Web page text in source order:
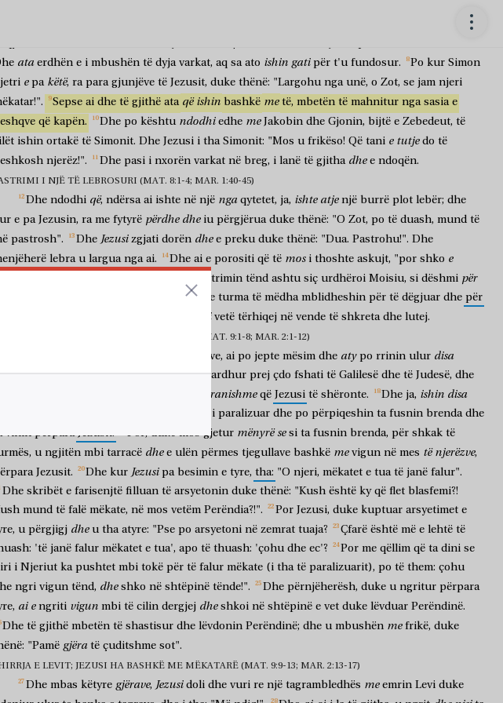
të
ata erdhën e i mbushën të dyja varkat, aq sa ato ishin gati për t'u fundosur. Po kur Simon
e pa këtë, ra para gjunjëve të Jezusit, duke thënë: "Largohu nga unë, o Zot, se jam njeri
Sepse ai dhe të gjithë ata që ishin bashkë me të, mbetën të mahnitur nga sasia e
që kapën. Dhe po kështu ndodhi edhe me Jakobin dhe Gjonin, bijtë e Zebedeut, të
ishin ortakë të Simonit. Dhe Jezusi i tha Simonit: "Mos u frikëso! Që tani e tutje do të
njerëz!". Dhe pasi i nxorën varkat në breg, i lanë të gjitha dhe e ndoqën.
I NJË TË LEBROSURI (MAT. 8:1-4; MAR. 1:40-45)
Dhe ndodhi që, ndërsa ai ishte në një nga qytetet, ja, ishte atje një burrë plot lebër; dhe
e pa Jezusin, ra me fytyrë përdhe dhe iu përgjërua duke thënë: "O Zot, po të duash, mund të
pastrosh". Dhe Jezusi zgjati dorën dhe e preku duke thënë: "Dua. Pastrohu!". Dhe
lebra u largua nga ai. Dhe ai e porositi që të mos i thoshte askujt, "por shko e
pastrimin tënd ashtu siç urdhëroi Moisiu, si dëshmi për
tepër dhe turma të mëdha mblidheshin për të dëgjuar dhe për
vetë tërhiqej në vende të shkreta dhe lutej.
DHE FALJA E NJË TË PARALIZUARI (MAT. 9:1-8; MAR. 2:1-12)
ditëve, ai po jepte mësim dhe aty po rrinin ulur disa
dhe mësues të ligjit, të cilët kishin ardhur prej çdo fshati të Galilesë dhe të Judesë, dhe
pranishme që Jezusi të shëronte. Dhe ja, ishin disa
i paralizuar dhe po përpiqeshin ta fusnin brenda dhe
vinin përpara Jezusit. Por, duke mos gjetur mënyrë se si ta fusnin brenda, për shkak të
u ngjitën mbi tarracë dhe e ulën përmes tjegullave bashkë me vigun në mes të njerëzve,
Jezusit. Dhe kur Jezusi pa besimin e tyre, tha: "O njeri, mëkatet e tua të janë falur".
Dhe skribët e farisenjtë filluan të arsyetonin duke thënë: "Kush është ky që flet blasfemi?!
mund të falë mëkate, në mos vetëm Perëndia?!". Por Jezusi, duke kuptuar arsyetimet e
u përgjigj dhe u tha atyre: "Pse po arsyetoni në zemrat tuaja? Çfarë është më e lehtë të
'të janë falur mëkatet e tua', apo të thuash: 'çohu dhe ec'? Por me qëllim që ta dini se
i Njeriut ka pushtet mbi tokë për të falur mëkate (i tha të paralizuarit), po të them: çohu
ngri vigun tënd, dhe shko në shtëpinë tënde!". Dhe përnjëherësh, duke u ngritur përpara
ai e ngriti vigun mbi të cilin dergjej dhe shkoi në shtëpinë e vet duke lëvduar Perëndinë.
Dhe të gjithë mbetën të shastisur dhe lëvdonin Perëndinë; dhe u mbushën me frikë, duke
"Pamë gjëra të çuditshme sot".
E LEVIT; JEZUSI HA BASHKË ME MËKATARË (MAT. 9:9-13; MAR. 2:13-17)
Dhe mbas këtyre gjërave, Jezusi doli dhe vuri re një tagrambledhës me emrin Levi duke